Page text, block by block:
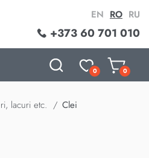
+373 60 701 010
EN RO RU
0 0
lacuri etc. Clei